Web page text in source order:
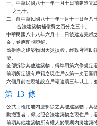
一、中華民國八十一年一月十日前建造完
    之七十。
二、自中華民國八十一年一月十一日至八
    ：合法建築物補償費之百分之三十。
中華民國八十八年六月十二日後建造完成
金，並應即報即拆。
應拆除之建築物因天災損毀，經政府補助
濟。
全部拆除其他建築物，得準用第六條規定
前項所定設有戶籍之現住戶以第一次召開
六個月前在現址設立戶籍連續三年以上，
第 13 條
公共工程用地內應拆除之其他建築物，其
動搬遷者，得比照合法建築物之現住戶，
前項其他建築物所有權人於限期內將建築